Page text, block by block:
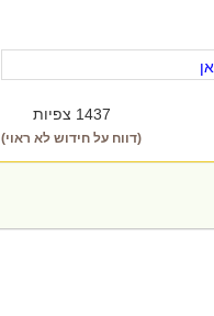
1437 צפיות
(דווח על חידוש לא ראוי)